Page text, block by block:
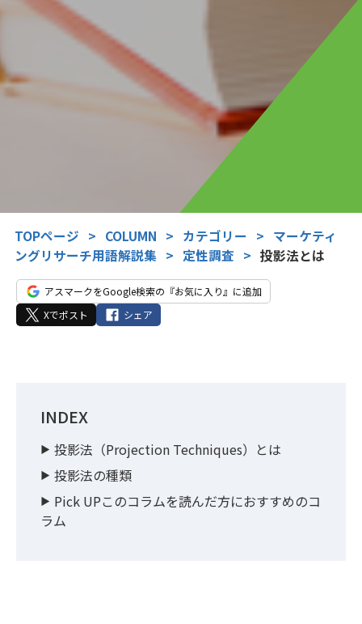
TOPページ > COLUMN > カテゴリー > マーケティ
ングリサーチ用語解説集 > 定性調査 > 投影法とは
アスマークをGoogle検索の『お気に入り』に追加
Xでポスト
シェア
INDEX
投影法（Projection Techniques）とは
投影法の種類
Pick UPこのコラムを読んだ方におすすめのコ
ラム